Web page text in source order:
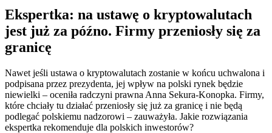
Ekspertka: na ustawę o kryptowalutach
jest już za późno. Firmy przeniosły się za
granicę
Nawet jeśli ustawa o kryptowalutach zostanie w końcu uchwalona i
podpisana przez prezydenta, jej wpływ na polski rynek będzie
niewielki – oceniła radczyni prawna Anna Sekura-Konopka. Firmy,
które chciały tu działać przeniosły się już za granicę i nie będą
podlegać polskiemu nadzorowi – zauważyła. Jakie rozwiązania
ekspertka rekomenduje dla polskich inwestorów?